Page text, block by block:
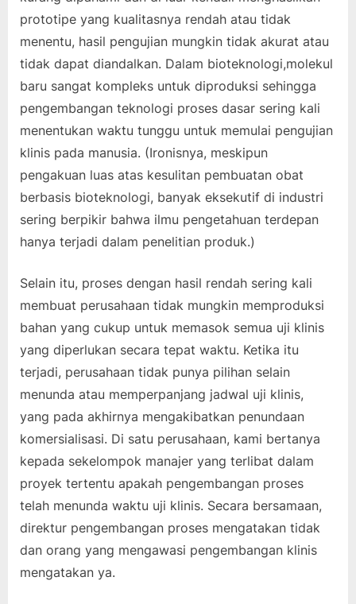
prototipe yang kualitasnya rendah atau tidak
menentu, hasil pengujian mungkin tidak akurat atau
tidak dapat diandalkan. Dalam bioteknologi,molekul
baru sangat kompleks untuk diproduksi sehingga
pengembangan teknologi proses dasar sering kali
menentukan waktu tunggu untuk memulai pengujian
klinis pada manusia. (Ironisnya, meskipun
pengakuan luas atas kesulitan pembuatan obat
berbasis bioteknologi, banyak eksekutif di industri
sering berpikir bahwa ilmu pengetahuan terdepan
hanya terjadi dalam penelitian produk.)
Selain itu, proses dengan hasil rendah sering kali
membuat perusahaan tidak mungkin memproduksi
bahan yang cukup untuk memasok semua uji klinis
yang diperlukan secara tepat waktu. Ketika itu
terjadi, perusahaan tidak punya pilihan selain
menunda atau memperpanjang jadwal uji klinis,
yang pada akhirnya mengakibatkan penundaan
komersialisasi. Di satu perusahaan, kami bertanya
kepada sekelompok manajer yang terlibat dalam
proyek tertentu apakah pengembangan proses
telah menunda waktu uji klinis. Secara bersamaan,
direktur pengembangan proses mengatakan tidak
dan orang yang mengawasi pengembangan klinis
mengatakan ya.